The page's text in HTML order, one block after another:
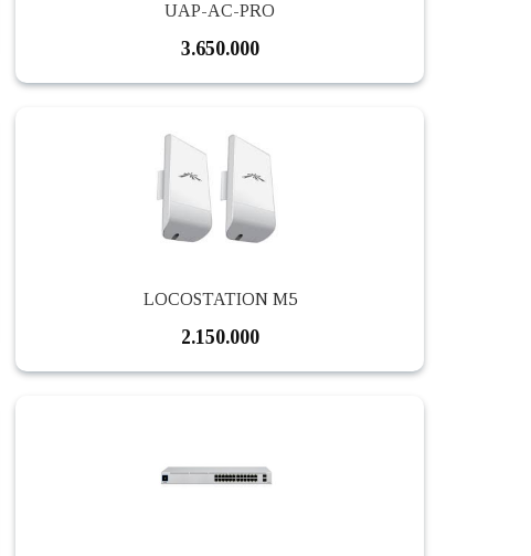
UAP-AC-PRO
3.650.000
LOCOSTATION M5
2.150.000